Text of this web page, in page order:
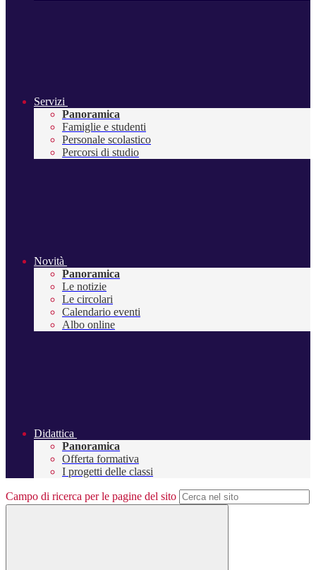
Servizi
Panoramica
Famiglie e studenti
Personale scolastico
Percorsi di studio
Novità
Panoramica
Le notizie
Le circolari
Calendario eventi
Albo online
Didattica
Panoramica
Offerta formativa
I progetti delle classi
Campo di ricerca per le pagine del sito